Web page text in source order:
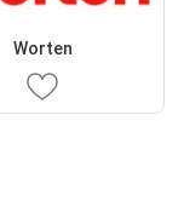
Worten